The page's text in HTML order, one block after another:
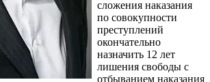
сложения наказания
по совокупности
преступлений
окончательно
назначить 12 лет
лишения свободы с
отбыванием наказания